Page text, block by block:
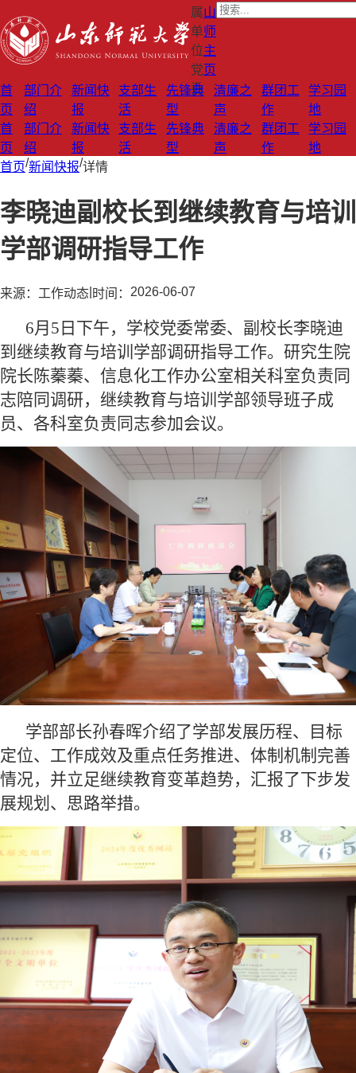
属
单
位
党
委
山
师
主
页
首
页
部门介
绍
新闻快
报
支部生
活
先锋典
型
清廉之
声
群团工
作
学习园
地
首
页
部门介
绍
新闻快
报
支部生
活
先锋典
型
清廉之
声
群团工
作
学习园
地
首页/新闻快报/详情
李晓迪副校长到继续教育与培训
学部调研指导工作
来源： 工作动态 时间： 2026-06-07
6月5日下午，学校党委常委、副校长李晓迪
到继续教育与培训学部调研指导工作。研究生院
院长陈蓁蓁、信息化工作办公室相关科室负责同
志陪同调研，继续教育与培训学部领导班子成
员、各科室负责同志参加会议。
学部部长孙春晖介绍了学部发展历程、目标
定位、工作成效及重点任务推进、体制机制完善
情况，并立足继续教育变革趋势，汇报了下步发
展规划、思路举措。